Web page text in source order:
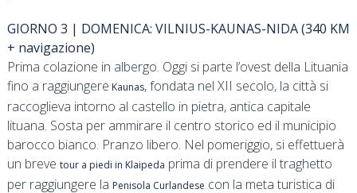
GIORNO 3 | DOMENICA: VILNIUS-KAUNAS-NIDA (340 KM
+ navigazione)
Prima colazione in albergo. Oggi si parte l’ovest della Lituania
fino a raggiungere Kaunas, fondata nel XII secolo, la città si
raccoglieva intorno al castello in pietra, antica capitale
lituana. Sosta per ammirare il centro storico ed il municipio
barocco bianco. Pranzo libero. Nel pomeriggio, si effettuerà
un breve tour a piedi in Klaipeda prima di prendere il traghetto
per raggiungere la Penisola Curlandese con la meta turistica di